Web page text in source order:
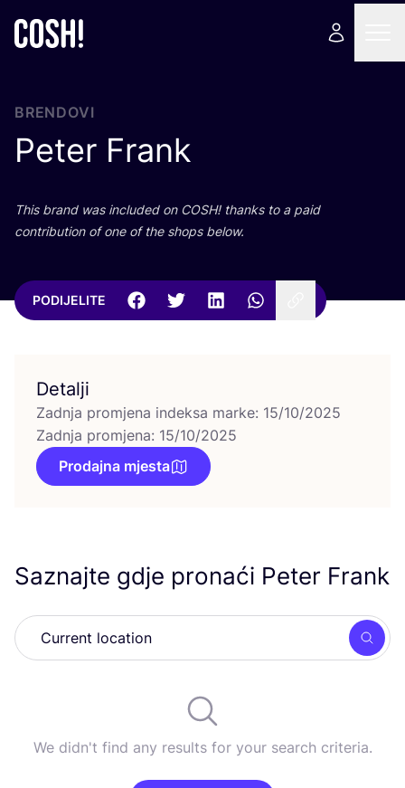
BRENDOVI
Peter Frank
This brand was inclu­ded on COSH! than­ks to a paid
con­tri­bu­ti­on of one of the shops below.
PODIJELITE
Detalji
Zadnja promjena indeksa marke: 15/10/2025
Zadnja promjena: 15/10/2025
Prodajna mjesta
Saznajte gdje pronaći Peter Frank
We didn't find any results for your search criteria.